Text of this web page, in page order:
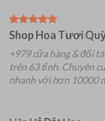
Shop Hoa Tươi
+979 cửa hàng & đối
trên 63 tỉnh. Chuyên
nhanh với hơn 10000